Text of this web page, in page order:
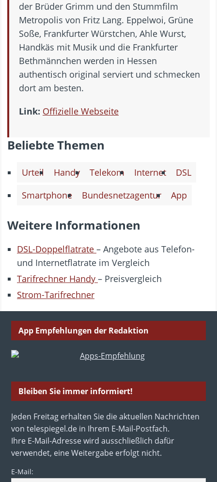
der Brüder Grimm und den Stummfilm
Metropolis von Fritz Lang. Eppelwoi, Grüne
Soße, Frankfurter Würstchen, Ahle Wurst,
Handkäs mit Musik und die Frankfurter
Bethmännchen werden in Hessen
authentisch original serviert und schmecken
dort am besten.
Link: Offizielle Webseite
Beliebte Themen
Urteil Handy Telekom Internet
DSL
Smartphone
Bundesnetzagentur App
Weitere Informationen
DSL-Doppelflatrate – Angebote aus Telefon-
und Internetflatrate im Vergleich
Tarifrechner Handy – Preisvergleich
Strom-Tarifrechner
App Empfehlungen der Redaktion
Bleiben Sie immer informiert!
Jeden Freitag erhalten Sie die aktuellen Nachrichten
von telespiegel.de in Ihrem E-Mail-Postfach.
Ihre E-Mail-Adresse wird ausschließlich dafür
verwendet, eine Weitergabe erfolgt nicht.
E-Mail: